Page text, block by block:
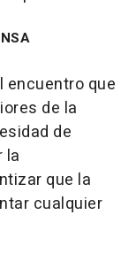
encuentro que
de la
de
la
que la
cualquier